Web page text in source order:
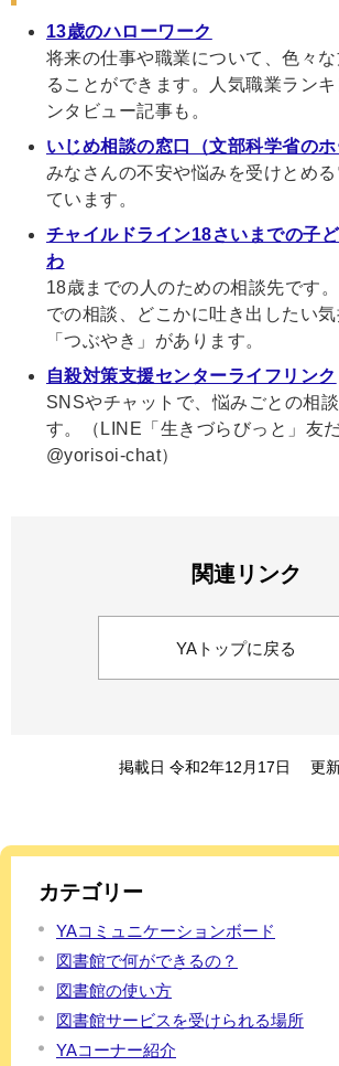
13歳のハローワーク
将来の仕事や職業について、色々
ることができます。人気職業ラン
ンタビュー記事も。
いじめ相談の窓口（文部科学省のホ
みなさんの不安や悩みを受けとめ
ています。
チャイルドライン18さいまでの子
わ
18歳までの人のための相談先です
での相談、どこかに吐き出したい
「つぶやき」があります。
自殺対策支援センターライフリンク
SNSやチャットで、悩みごとの相
す。（LINE「生きづらびっと」友
@yorisoi-chat）
関連リンク
YAトップに戻る
掲載日 令和2年12月17日 更
カテゴリー
YAコミュニケーションボード
図書館で何ができるの？
図書館の使い方
図書館サービスを受けられる場所
YAコーナー紹介